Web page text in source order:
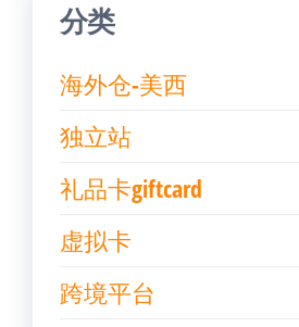
分类
海外仓-美西
独立站
礼品卡giftcard
虚拟卡
跨境平台